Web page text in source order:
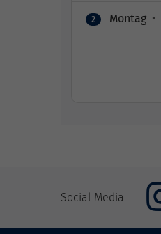
2 Montag •
Social Media